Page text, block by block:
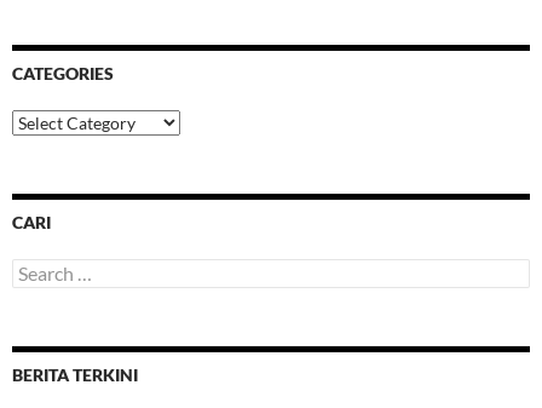
CATEGORIES
Categories
CARI
Search
for:
BERITA TERKINI